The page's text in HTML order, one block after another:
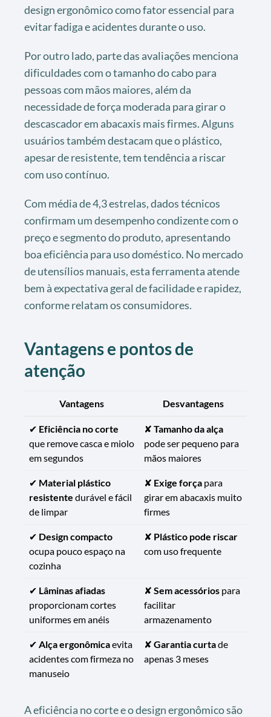
design ergonômico como fator essencial para
evitar fadiga e acidentes durante o uso.
Por outro lado, parte das avaliações menciona
dificuldades com o tamanho do cabo para
pessoas com mãos maiores, além da
necessidade de força moderada para girar o
descascador em abacaxis mais firmes. Alguns
usuários também destacam que o plástico,
apesar de resistente, tem tendência a riscar
com uso contínuo.
Com média de 4,3 estrelas, dados técnicos
confirmam um desempenho condizente com o
preço e segmento do produto, apresentando
boa eficiência para uso doméstico. No mercado
de utensílios manuais, esta ferramenta atende
bem à expectativa geral de facilidade e rapidez,
conforme relatam os consumidores.
Vantagens e pontos de
atenção
Vantagens Desvantagens
✔ Eficiência no corte
que remove casca e miolo
em segundos
✘ Tamanho da alça
pode ser pequeno para
mãos maiores
✔ Material plástico
resistente durável e fácil
de limpar
✘ Exige força para
girar em abacaxis muito
firmes
✔ Design compacto
ocupa pouco espaço na
cozinha
✘ Plástico pode riscar
com uso frequente
✔ Lâminas afiadas
proporcionam cortes
uniformes em anéis
✘ Sem acessórios para
facilitar
armazenamento
✔ Alça ergonômicaevita
acidentes com firmeza no
manuseio
✘ Garantia curtade
apenas 3 meses
A eficiência no corte e o design ergonômico são